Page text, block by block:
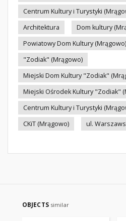
Centrum Kultury i Turystyki
Architektura
Dom kultury
Powiatowy Dom Kultury (Mrągowo)
"Zodiak" (Mrągowo)
Miejski Dom Kultury "Zodiak"
Miejski Ośrodek Kultury "Zodiak"
Centrum Kultury i Turystyki
CKiT (Mrągowo)
ul.
OBJECTS similar